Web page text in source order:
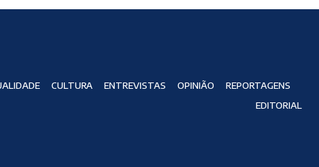
CULTURA ENTREVISTAS OPINIÃO
REPORTAGENS
EDITORIAL